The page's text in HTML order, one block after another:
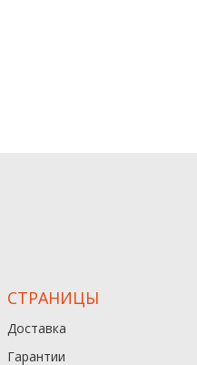
СТРАНИЦЫ
Доставка
Гарантии